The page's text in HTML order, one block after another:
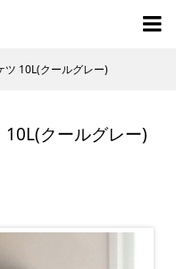

ツ 10L(クールグレー)
クールグレー)